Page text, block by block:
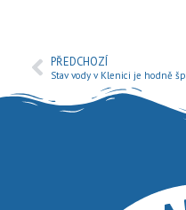
PŘEDCHOZÍ